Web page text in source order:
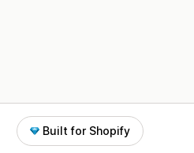
Built for Shopify